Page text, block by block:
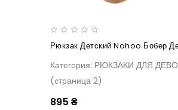
Рюкзак Детский Nohoo Бобер
Категория: РЮКЗАКИ ДЛЯ
(страница 2)
895 ₴